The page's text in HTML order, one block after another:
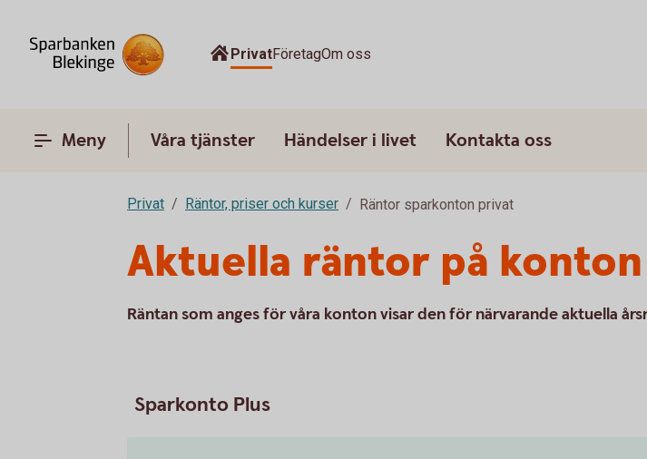
PrivatFöretagOm oss
Meny Våra tjänster Händelser i livet Kontakta oss
Privat Räntor, priser och kurser Räntor sparkonton privat
Aktuella räntor på
Räntan som anges för våra konton visar den för närvarande aktuella
Sparkonto Plus